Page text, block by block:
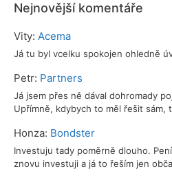
Nejnovější komentáře
Vity: Acema
Já tu byl vcelku spokojen ohledně
Petr: Partners
Já jsem přes ně dával dohromady
Upřímně, kdybych to měl řešit sám,
Honza: Bondster
Investuju tady poměrně dlouho.
znovu investuji a já to řeším jen